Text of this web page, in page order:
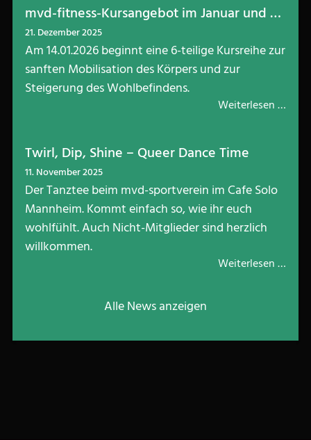
mvd-fitness-Kursangebot im Januar und Februar: Fröhlich durch die dunkle Jahreszeit
21. Dezember 2025
Am 14.01.2026 beginnt eine 6-teilige Kursreihe zur
sanften Mobilisation des Körpers und zur
Steigerung des Wohlbefindens.
Weiterlesen …
Twirl, Dip, Shine – Queer Dance Time
11. November 2025
Der Tanztee beim mvd-sportverein im Cafe Solo
Mannheim. Kommt einfach so, wie ihr euch
wohlfühlt. Auch Nicht-Mitglieder sind herzlich
willkommen.
Weiterlesen …
Alle News anzeigen